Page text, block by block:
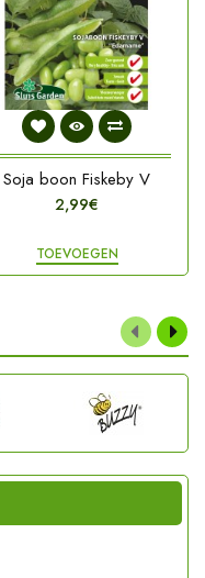
Soja boon Fiskeby V
2,99€
TOEVOEGEN